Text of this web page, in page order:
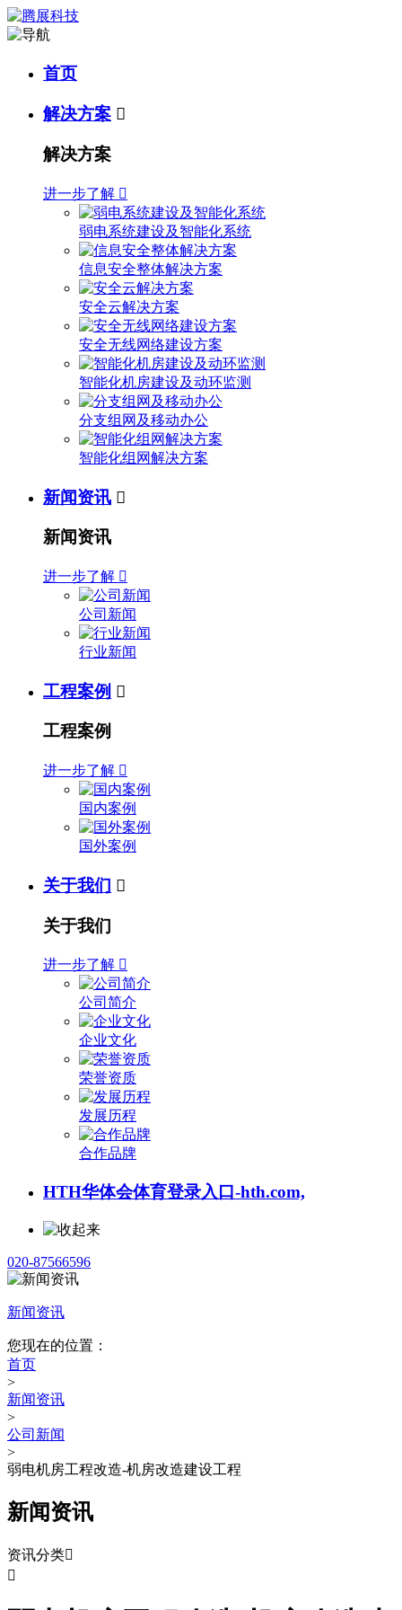
首页
解决方案 
解决方案
进一步了解 
弱电系统建设及智能化系统
信息安全整体解决方案
安全云解决方案
安全无线网络建设方案
智能化机房建设及动环监测
分支组网及移动办公
智能化组网解决方案
新闻资讯 
新闻资讯
进一步了解 
公司新闻
行业新闻
工程案例 
工程案例
进一步了解 
国内案例
国外案例
关于我们 
关于我们
进一步了解 
公司简介
企业文化
荣誉资质
发展历程
合作品牌
HTH华体会体育登录入口-hth.com,
020-87566596
新闻资讯
您现在的位置：
首页
>
新闻资讯
>
公司新闻
>
弱电机房工程改造-机房改造建设工程
新闻资讯
资讯分类
